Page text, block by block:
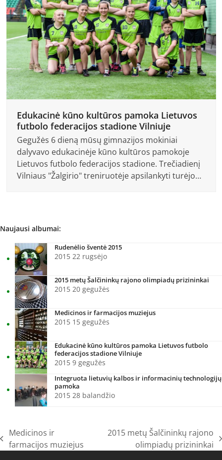
Edukacinė kūno kultūros pamoka Lietuvos
futbolo federacijos stadione Vilniuje
Gegužės 6 dieną mūsų gimnazijos mokiniai
dalyvavo edukacinėje kūno kultūros pamokoje
Lietuvos futbolo federacijos stadione. Trečiadienį
Vilniaus "Žalgirio" treniruotėje apsilankyti turėjo…
Naujausi albumai:
Rudenėlio šventė 2015
2015 22 rugsėjo
2015 metų Šalčininkų rajono olimpiadų prizininkai
2015 20 gegužės
Medicinos ir farmacijos muziejus
2015 15 gegužės
Edukacinė kūno kultūros pamoka Lietuvos futbolo
federacijos stadione Vilniuje
2015 9 gegužės
Integruota lietuvių kalbos ir informacinių technologijų
pamoka
2015 28 balandžio
previous
Medicinos ir
farmacijos muziejus
2015 metų Šalčininkų rajono
olimpiadų prizininkai